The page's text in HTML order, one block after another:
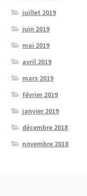
juillet 2019
juin 2019
mai 2019
avril 2019
mars 2019
février 2019
janvier 2019
décembre 2018
novembre 2018